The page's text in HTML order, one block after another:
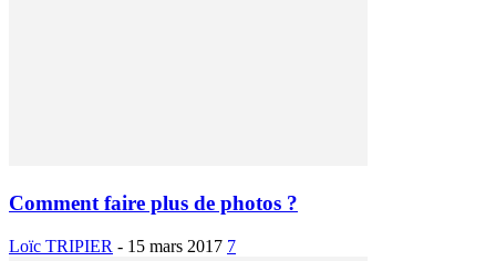
Comment faire plus de photos ?
Loïc TRIPIER - 15 mars 2017 7